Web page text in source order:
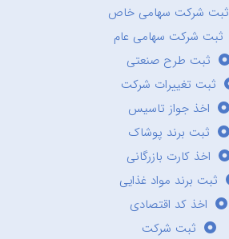
ثبت شرکت سهامی خاص
ثبت شرکت سهامی عام
ثبت طرح صنعتی
ثبت تغییرات شرکت
اخذ جواز تاسیس
ثبت برند پوشاک
اخذ کارت بازرگانی
ثبت برند مواد غذایی
اخذ کد اقتصادی
ثبت شرکت